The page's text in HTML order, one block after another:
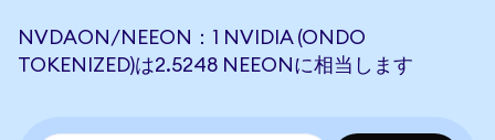
NVDAON/NEEON：1 NVIDIA (ONDO
TOKENIZED)は2.5248 NEEONに相当します